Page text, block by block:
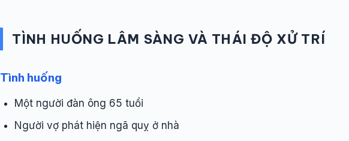
TÌNH HUỐNG LÂM SÀNG VÀ THÁI ĐỘ XỬ TRÍ
Tình huống
Một người đàn ông 65 tuổi
Người vợ phát hiện ngã quỵ ở nhà